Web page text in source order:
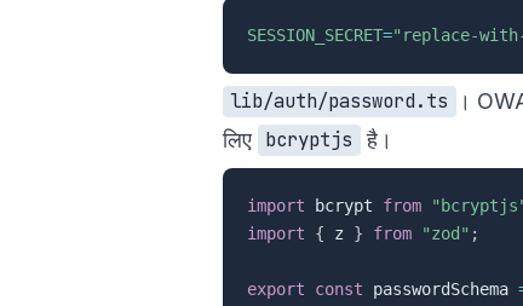
SESSION_SECRET="replace-
lib/auth/password.ts
।
लिए bcryptjs है।
import bcrypt from
import
{ z } from "zod" ;
export const passwordSchema